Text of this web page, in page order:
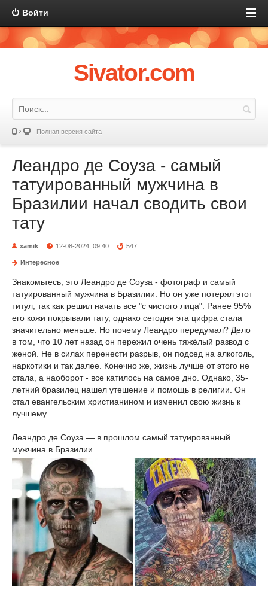
Войти
Sivator.com
Полная версия сайта
Леандро де Соуза - самый
татуированный мужчина в
Бразилии начал сводить свои
тату
xamik 12-08-2024, 09:40 547
Интересное
Знакомьтесь, это Леандро де Соуза - фотограф и самый
татуированный мужчина в Бразилии. Но он уже потерял этот
титул, так как решил начать все "с чистого лица". Ранее 95%
его кожи покрывали тату, однако сегодня эта цифра стала
значительно меньше. Но почему Леандро передумал? Дело
в том, что 10 лет назад он пережил очень тяжёлый развод с
женой. Не в силах перенести разрыв, он подсед на алкоголь,
наркотики и так далее. Конечно же, жизнь лучше от этого не
стала, а наоборот - все катилось на самое дно. Однако, 35-
летний бразилец нашел утешение и помощь в религии. Он
стал евангельским христианином и изменил свою жизнь к
лучшему.
Леандро де Соуза — в прошлом самый татуированный
мужчина в Бразилии.